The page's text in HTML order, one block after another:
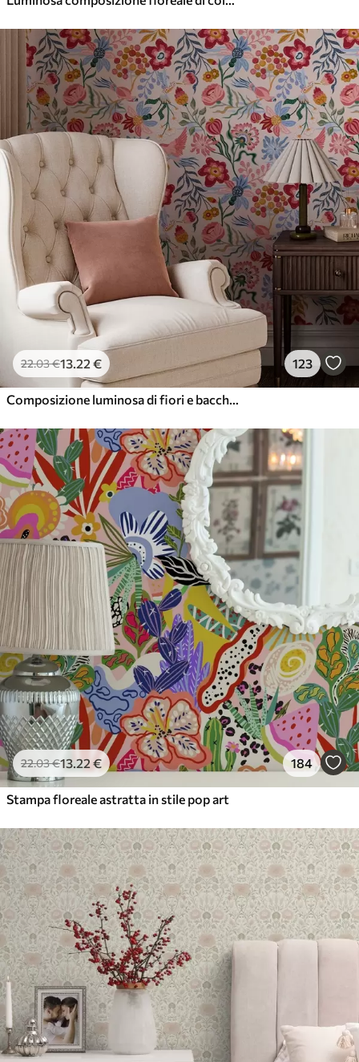
22.03€13.22 € 123
Composizione luminosa di fiori e bacche con pappagalli
22.03€13.22€ 184
Stampa floreale astratta in stile pop art